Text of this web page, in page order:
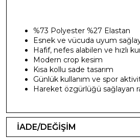
%73 Polyester %27 Elastan
Esnek ve vücuda uyum
Hafif, nefes alabilen ve hızlı
Modern crop kesim
Kısa kollu sade tasarım
Günlük kullanım ve spor
Hareket özgürlüğü sağlayan
İADE/DEĞİŞİM